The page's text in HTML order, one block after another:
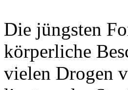
Die jüngsten
körperliche
vielen Drogen